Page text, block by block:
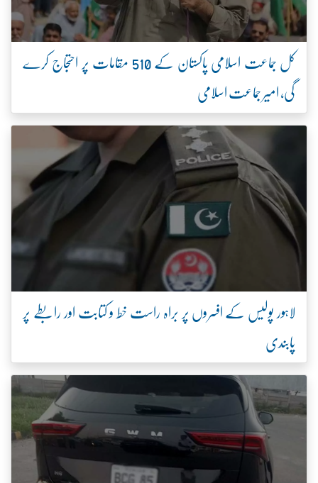
کل جماعت اسلامی پاکستان کے 510 مقامات پر احتجاج کرے
گی، امیر جماعت اسلامی
لاہور پولیس کے افسروں پر براہ راست خط و کتابت اور رابطے پر
پابندی